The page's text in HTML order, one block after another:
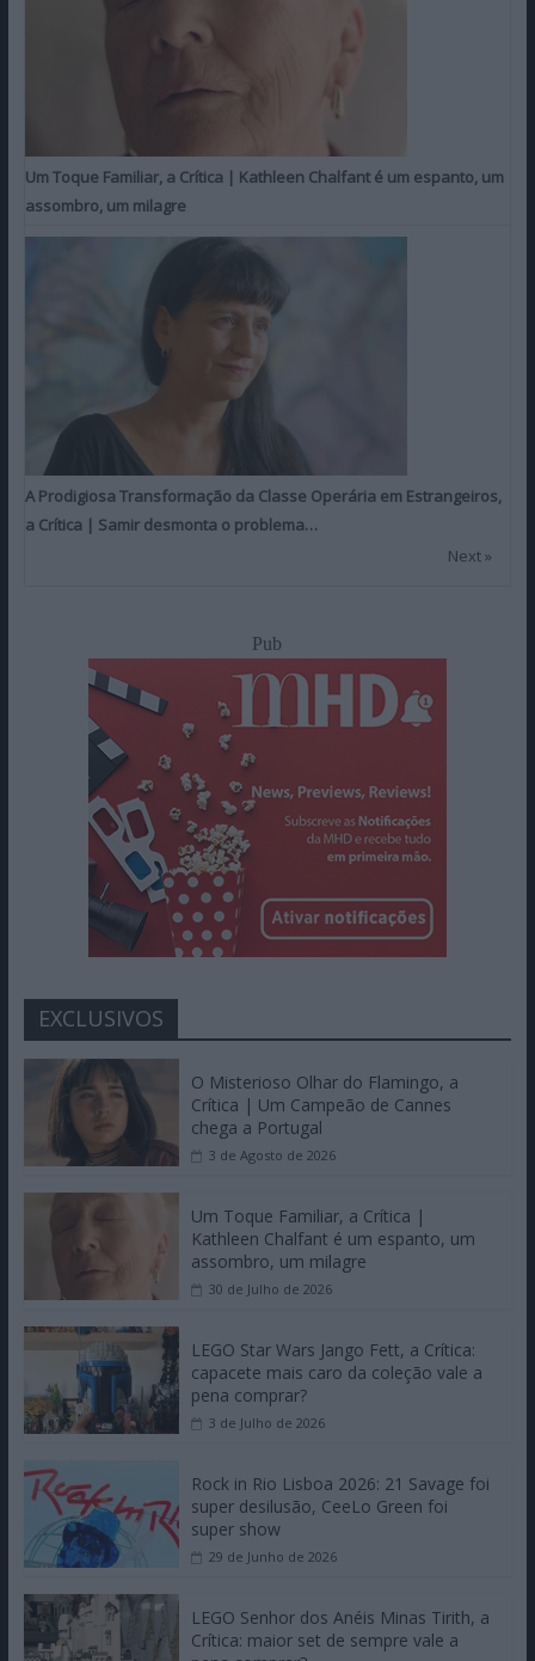
Um Toque Familiar, a Crítica | Kathleen Chalfant é um espanto, um
assombro, um milagre
A Prodigiosa Transformação da Classe Operária em Estrangeiros,
a Crítica | Samir desmonta o problema…
Next »
Pub
EXCLUSIVOS
O Misterioso Olhar do Flamingo, a
Crítica | Um Campeão de Cannes
chega a Portugal
3 de Agosto de 2026
Um Toque Familiar, a Crítica |
Kathleen Chalfant é um espanto, um
assombro, um milagre
30 de Julho de 2026
LEGO Star Wars Jango Fett, a Crítica:
capacete mais caro da coleção vale a
pena comprar?
3 de Julho de 2026
Rock in Rio Lisboa 2026: 21 Savage foi
super desilusão, CeeLo Green foi
super show
29 de Junho de 2026
LEGO Senhor dos Anéis Minas Tirith, a
Crítica: maior set de sempre vale a